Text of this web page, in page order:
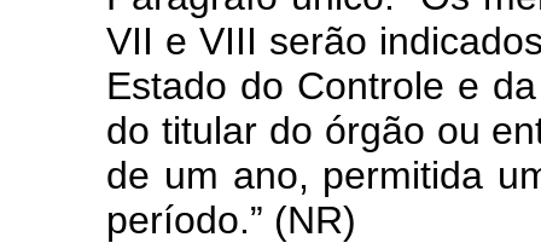
VII e VIII serão
Estado do Controle e
do titular do órgão ou
de um ano, permitida
período.” (NR)